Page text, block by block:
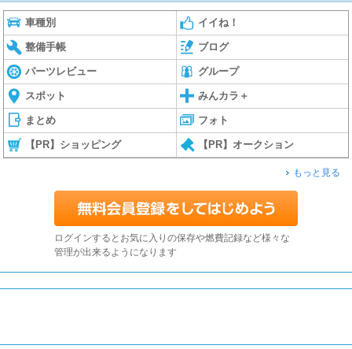
車種別 イイね！
整備手帳 ブログ
パーツレビュー グループ
スポット みんカラ＋
まとめ フォト
【PR】ショッピング 【PR】オークション
もっと見る
ログインするとお気に入りの保存や燃費記録など様々な
管理が出来るようになります